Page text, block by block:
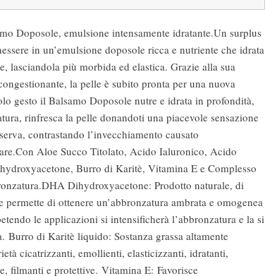
Doposole, emulsione intensamente idratante.Un surplus
in un’emulsione doposole ricca e nutriente che idrata
lasciandola più morbida ed elastica. Grazie alla sua
la pelle è subito pronta per una nuova
gesto il Balsamo Doposole nutre e idrata in profondità,
rinfresca la pelle donandoti una piacevole sensazione
contrastando l’invecchiamento causato
Aloe Succo Titolato, Acido Ialuronico, Acido
Burro di Karitè, Vitamina E e Complesso
Dihydroxyacetone: Prodotto naturale, di
permette di ottenere un’abbronzatura ambrata e omogenea
le applicazioni si intensificherà l’abbronzatura e la si
Burro di Karitè liquido: Sostanza grassa altamente
cicatrizzanti, emollienti, elasticizzanti, idratanti,
filmanti e protettive. Vitamina E: Favorisce